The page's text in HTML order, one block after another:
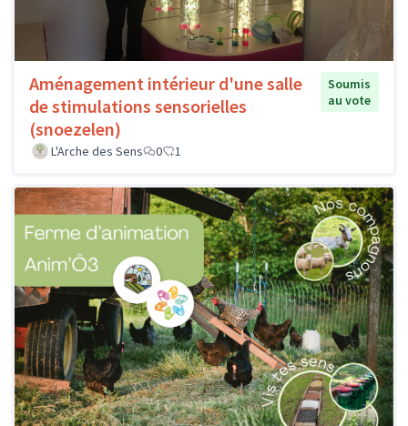
Aménagement intérieur d'une salle
de stimulations sensorielles
(snoezelen)
Soumis
au vote
L'Arche des Sens 0 1